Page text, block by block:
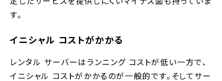
す。
イニシャル コストがかかる
レンタル サーバーはランニング コストが低い一方で、
イニシャル コストがかかるのが一般的です。そしてサー